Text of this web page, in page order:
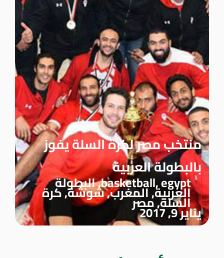
منتخب مصر لكرة السلة يفوز
بالبطولة العربية
basketball,egypt
,البطولة العربية,المغرب,شوشة,كرة السلة,مصر يناير 9, 2017